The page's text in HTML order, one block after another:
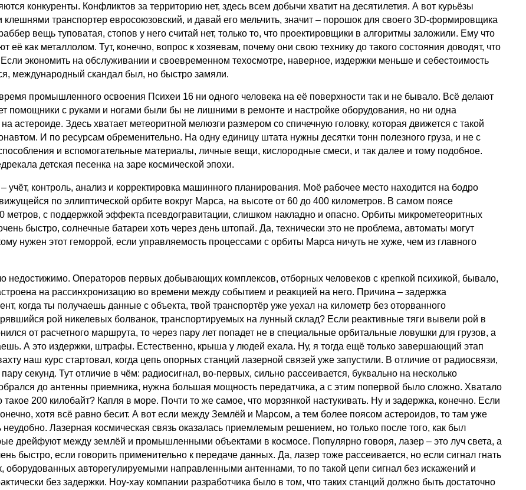
конкуренты. Конфликтов за территорию нет, здесь всем добычи хватит на десятилетия. А вот курьёзы
транспортер евросоюзовский, и давай его мельчить, значит – порошок для своего 3D-формировщика
вещь туповатая, стопов у него считай нет, только то, что проектировщики в алгоритмы заложили. Ему что
её как металлолом. Тут, конечно, вопрос к хозяевам, почему они свою технику до такого состояния доводят, что
экономить на обслуживании и своевременном техосмотре, наверное, издержки меньше и себестоимость
международный скандал был, но быстро замяли.
промышленного освоения Психеи 16 ни одного человека на её поверхности так и не бывало. Всё делают
помощники с руками и ногами были бы не лишними в ремонте и настройке оборудования, но ни одна
астероиде. Здесь хватает метеоритной мелюзги размером со спичечную головку, которая движется с такой
И по ресурсам обременительно. На одну единицу штата нужны десятки тонн полезного груза, и не с
и вспомогательные материалы, личные вещи, кислородные смеси, и так далее и тому подобное.
детская песенка на заре космической эпохи.
контроль, анализ и корректировка машинного планирования. Моё рабочее место находится на бодро
по эллиптической орбите вокруг Марса, на высоте от 60 до 400 километров. В самом поясе
метров, с поддержкой эффекта псевдогравитации, слишком накладно и опасно. Орбиты микрометеоритных
быстро, солнечные батареи хоть через день штопай. Да, технически это не проблема, автоматы могут
нужен этот геморрой, если управляемость процессами с орбиты Марса ничуть не хуже, чем из главного
недостижимо. Операторов первых добывающих комплексов, отборных человеков с крепкой психикой, бывало,
на рассинхронизацию во времени между событием и реакцией на него. Причина – задержка
когда ты получаешь данные с объекта, твой транспортёр уже уехал на километр без оторванного
рой никелевых болванок, транспортируемых на лунный склад? Если реактивные тяги вывели рой в
от расчетного маршрута, то через пару лет попадет не в специальные орбитальные ловушки для грузов, а
А это издержки, штрафы. Естественно, крыша у людей ехала. Ну, я тогда ещё только завершающий этап
наш курс стартовал, когда цепь опорных станций лазерной связей уже запустили. В отличие от радиосвязи,
секунд. Тут отличие в чём: радиосигнал, во-первых, сильно рассеивается, буквально на несколько
до антенны приемника, нужна большая мощность передатчика, а с этим попервой было сложно. Хватало
200 килобайт? Капля в море. Почти то же самое, что морзянкой настукивать. Ну и задержка, конечно. Если
хотя всё равно бесит. А вот если между Землёй и Марсом, а тем более поясом астероидов, то там уже
Лазерная космическая связь оказалась приемлемым решением, но только после того, как был
дрейфуют между землёй и промышленными объектами в космосе. Популярно говоря, лазер – это луч света, а
быстро, если говорить применительно к передаче данных. Да, лазер тоже рассеивается, но если сигнал гнать
оборудованных авторегулируемыми направленными антеннами, то по такой цепи сигнал без искажений и
без задержки. Ноу-хау компании разработчика было в том, что таких станций должно быть достаточно